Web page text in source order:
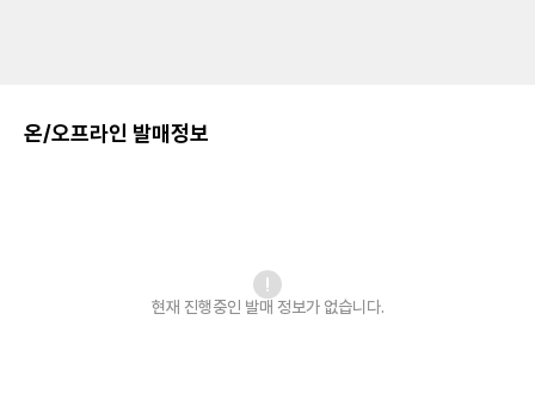
온/오프라인 발매정보
현재 진행중인 발매 정보가 없습니다.